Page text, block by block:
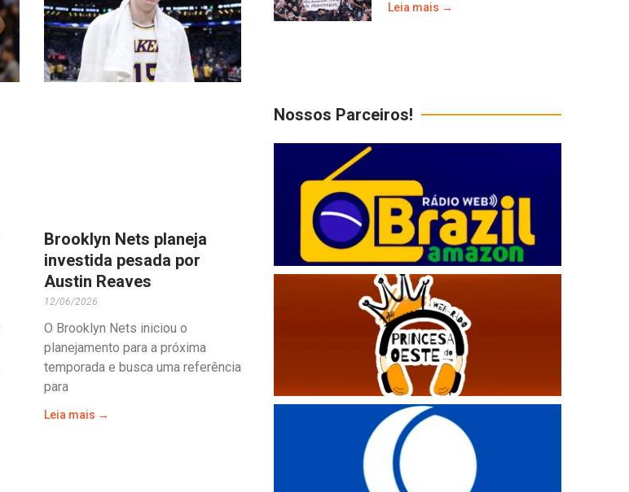
Brooklyn Nets planeja
investida pesada por
Austin Reaves
12/06/2026
O Brooklyn Nets iniciou o
planejamento para a próxima
temporada e busca uma referência
para
Leia mais →
Leia mais →
Nossos Parceiros!